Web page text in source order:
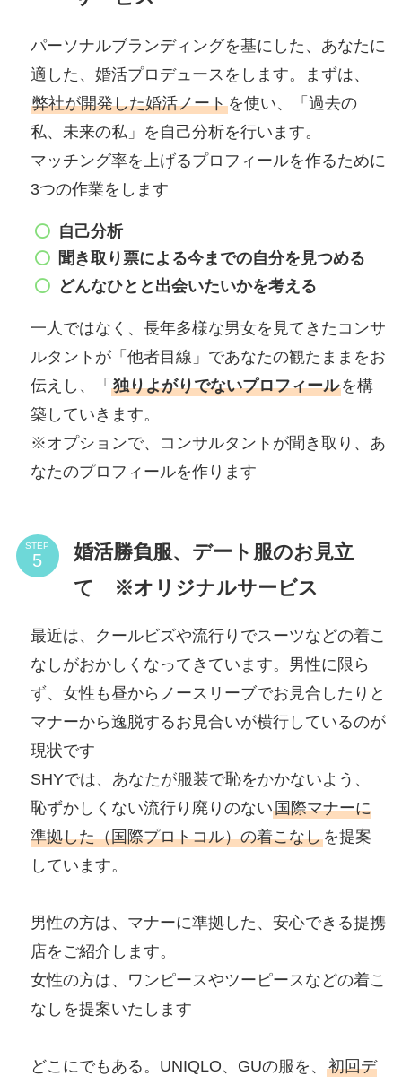
パーソナルブランディングを基にした、あなたに
適した、婚活プロデュースをします。まずは、
弊社が開発した婚活ノートを使い、「過去の
私、未来の私」を自己分析を行います。
マッチング率を上げるプロフィールを作るために
3つの作業をします
自己分析
聞き取り票による今までの自分を見つめる
どんなひとと出会いたいかを考える
一人ではなく、長年多様な男女を見てきたコンサ
ルタントが「他者目線」であなたの観たままをお
伝えし、「 独りよがりでないプロフィールを構
築していきます。
※オプションで、コンサルタントが聞き取り、あ
なたのプロフィールを作ります
STEP
婚活勝負服、デート服のお見立
て ※オリジナルサービス
最近は、クールビズや流行りでスーツなどの着こ
なしがおかしくなってきています。男性に限ら
ず、女性も昼からノースリーブでお見合したりと
マナーから逸脱するお見合いが横行しているのが
現状です
SHYでは、あなたが服装で恥をかかないよう、
恥ずかしくない流行り廃りのない国際マナーに
準拠した（国際プロトコル）の着こなしを提案
しています。
男性の方は、マナーに準拠した、安心できる提携
店をご紹介します。
女性の方は、ワンピースやツーピースなどの着こ
なしを提案いたします
どこにでもある。UNIQLO、GUの服を、 初回デ